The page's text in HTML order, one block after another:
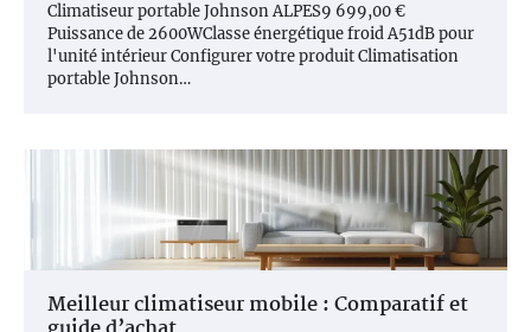
Climatiseur portable Johnson ALPES9 699,00 €
Puissance de 2600WClasse énergétique froid A51dB pour
l'unité intérieur Configurer votre produit Climatisation
portable Johnson…
Meilleur climatiseur mobile : Comparatif et